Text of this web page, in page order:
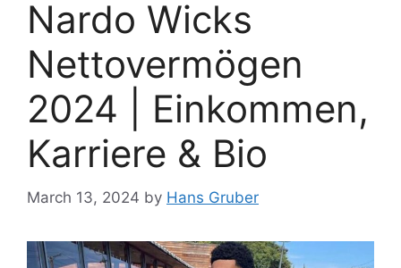
Nardo Wicks
Nettovermögen
2024 | Einkommen,
Karriere & Bio
March 13, 2024 by Hans Gruber